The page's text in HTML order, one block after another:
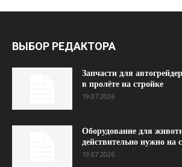
ВЫБОР РЕДАКТОРА
Запчасти для
в пролёте на стройке
19.07.2026
Оборудование для
действительно нужно на
19.07.2026